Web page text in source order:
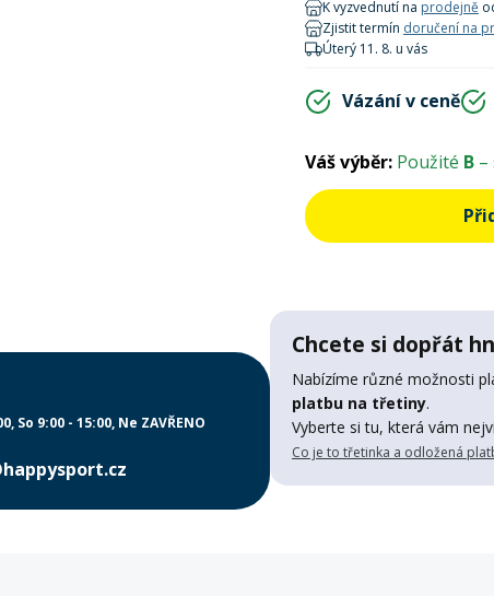
K vyzvednutí na prodejně
Zjistit termín doručení na
Úterý 11. 8. u vás
Vázání v ceně
Váš výběr: Použité B
Chcete si dopřát
Nabízíme různé možnosti
platbu na třetiny.
Vyberte si tu, která vám
Co je to třetinka a odložená
So 9:00 - 15:00 Ne ZAVŘENO